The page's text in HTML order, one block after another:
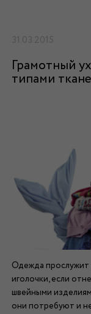
31.03.2015
Грамотный
типами
Одежда прослужит
иголочки, если
швейными
они потребуют и